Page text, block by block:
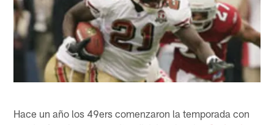
Hace un año los 49ers comenzaron la temporada con